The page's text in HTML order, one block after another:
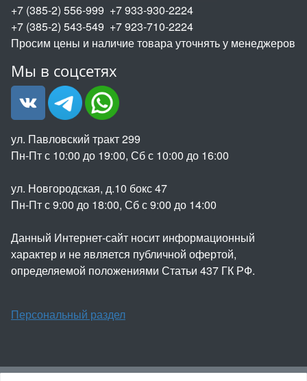
+7 (385-2) 556-999 +7 933-930-2224
+7 (385-2) 543-549 +7 923-710-2224
Просим цены и наличие товара уточнять у менеджеров
Мы в соцсетях
ул. Павловский тракт 299
Пн-Пт с 10:00 до 19:00, Сб с 10:00 до 16:00
ул. Новгородская, д.10 бокс 47
Пн-Пт с 9:00 до 18:00, Сб с 9:00 до 14:00
Данный Интернет-сайт носит информационный
характер и не является публичной офертой,
определяемой положениями Статьи 437 ГК РФ.
Персональный раздел